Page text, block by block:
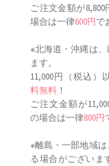
ご注文金額が
場合は一律600円で
※北海道・沖縄は、
ます。
11,000円（税込）
料無料 ！
ご注文金額が
の場合は一律800円
※離島・一部地域
る場合がございま